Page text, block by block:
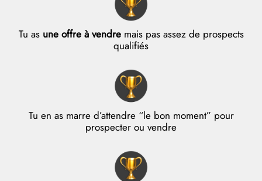
Tu as une offre à vendremais pas assez de prospects
qualifiés
Tu en as marre d’attendre “le bon moment” pour
prospecter ou vendre